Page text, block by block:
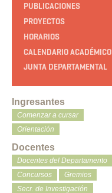
PUBLICACIONES
PROYECTOS
HORARIOS
CALENDARIO ACADÉMICO
JUNTA DEPARTAMENTAL
Ingresantes
Comenzar a cursar
Orientación
Docentes
Docentes del Departamento
Concursos
Gremios
Secr. de Investigación